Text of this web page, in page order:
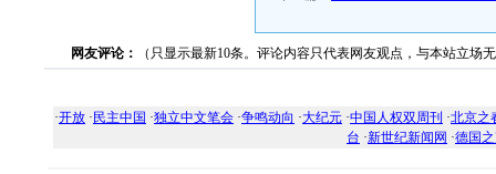
网友评论： （只显示最新10条。评论内容只代表网友观点，与本站立场
·开放 · 民主中国 ·独立中文笔会 ·争鸣动向 ·大纪元 ·中国人权双周刊 ·北京之
台 ·新世纪新闻网 ·德国